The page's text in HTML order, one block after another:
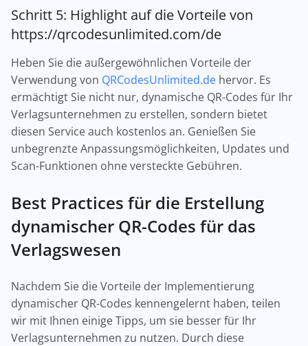
Schritt 5: Highlight auf die Vorteile von
https://qrcodesunlimited.com/de
Heben Sie die außergewöhnlichen Vorteile der
Verwendung von QRCodesUnlimited.de hervor. Es
ermächtigt Sie nicht nur, dynamische QR-Codes für Ihr
Verlagsunternehmen zu erstellen, sondern bietet
diesen Service auch kostenlos an. Genießen Sie
unbegrenzte Anpassungsmöglichkeiten, Updates und
Scan-Funktionen ohne versteckte Gebühren.
Best Practices für die Erstellung
dynamischer QR-Codes für das
Verlagswesen
Nachdem Sie die Vorteile der Implementierung
dynamischer QR-Codes kennengelernt haben, teilen
wir mit Ihnen einige Tipps, um sie besser für Ihr
Verlagsunternehmen zu nutzen. Durch diese